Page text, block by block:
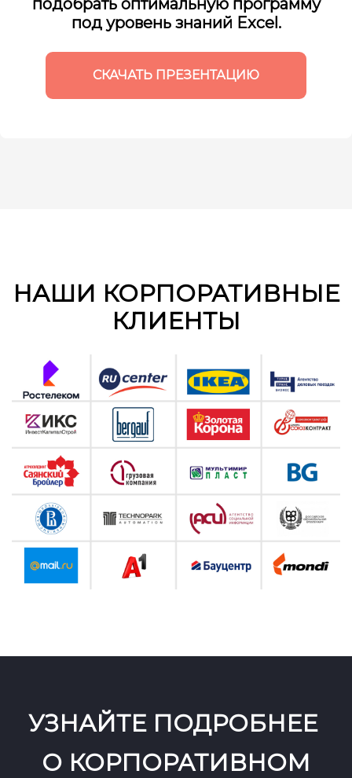
подобрать оптимальную программу
под уровень знаний Excel.
СКАЧАТЬ ПРЕЗЕНТАЦИЮ
НАШИ КОРПОРАТИВНЫЕ
КЛИЕНТЫ
УЗНАЙТЕ ПОДРОБНЕЕ
О КОРПОРАТИВНОМ